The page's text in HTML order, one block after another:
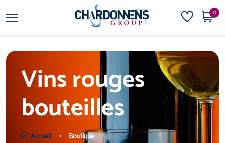
0
Vins rouges
bouteilles
Accueil Boutique